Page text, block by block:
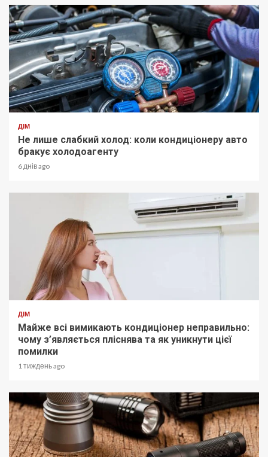
ДІМ
Не лише слабкий холод: коли кондиціонеру авто
бракує холодоагенту
6 днів ago
ДІМ
Майже всі вимикають кондиціонер неправильно:
чому з’являється пліснява та як уникнути цієї
помилки
1 тиждень ago